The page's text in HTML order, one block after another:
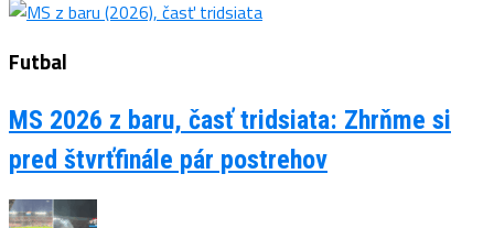
Futbal
MS 2026 z baru, časť tridsiata: Zhrňme si
pred štvrťfinále pár postrehov